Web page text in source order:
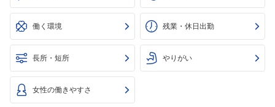
働く環境 残業・休日出勤
長所・短所 やりがい
女性の働きやすさ